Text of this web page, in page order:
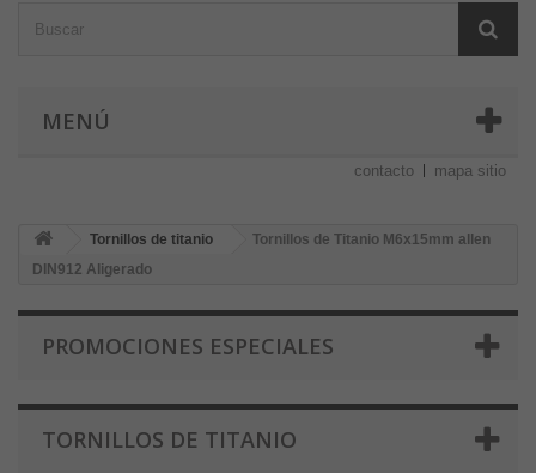
MENÚ
contacto mapa sitio
Tornillos de titanio
Tornillos de Titanio M6x15mm allen
DIN912 Aligerado
PROMOCIONES ESPECIALES
TORNILLOS DE TITANIO